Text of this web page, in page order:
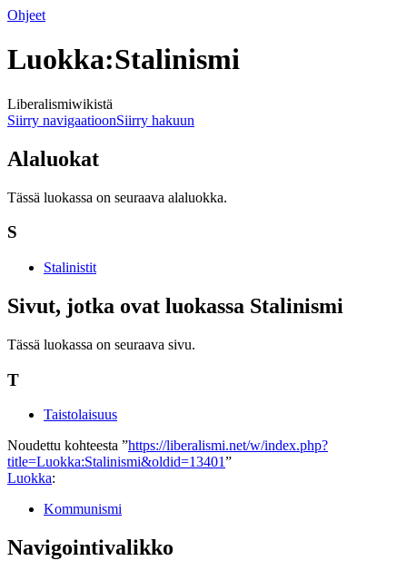
Ohjeet
Luokka:Stalinismi
Liberalismiwikistä
Siirry navigaatioonSiirry hakuun
Alaluokat
Tässä luokassa on seuraava alaluokka.
S
Stalinistit
Sivut, jotka ovat luokassa Stalinismi
Tässä luokassa on seuraava sivu.
T
Taistolaisuus
Noudettu kohteesta ”https://liberalismi.net/w/index.php?
title=Luokka:Stalinismi&oldid=13401”
Luokka:
Kommunismi
Navigointivalikko